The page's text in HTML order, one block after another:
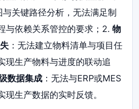
与关键路径分析，无法满足制
与依赖关系管控的要求；2.物
：无法建立物料清单与项目任
现生产物料与进度的联动追
数据集成 ：无法与ERP或MES
现生产数据的实时反馈。